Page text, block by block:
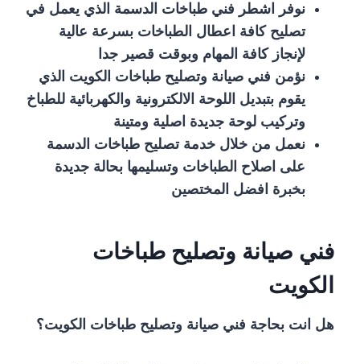
نوفر اشطر فني طباخات الدسمة الذي يعمل في
تصليح كافة اعطال الطباخات بسرعة عالية
لإنجاز كافة المهام وبوقت قصير جدا
نؤمن فني صيانة وتصليح طباخات الكويت الذي
يقوم بتبديل اللوحة الالكترونية والكهربائية للطباخ
وتركيب لوحة جديدة اصلية ومتينة
نعمل من خلال خدمة تصليح طباخات الدسمة
على اصلاح الطباخات وتسليمها بحالة جديدة
بخبرة افضل المختصين
فني صيانة وتصليح طباخات
الكويت
هل انت بحاجة فني صيانة وتصليح طباخات الكويت؟